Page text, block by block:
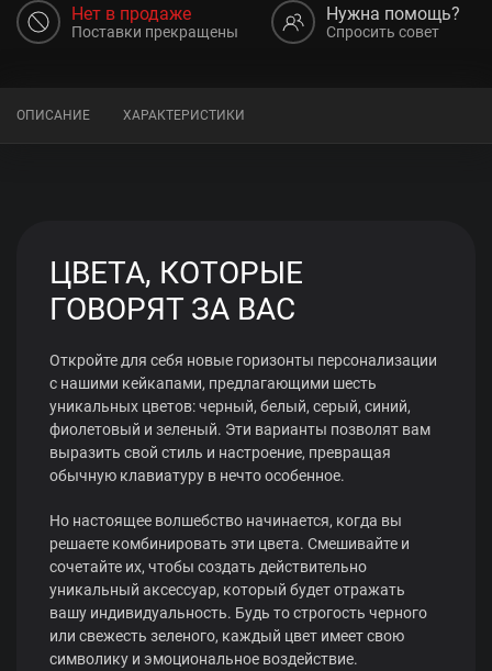
Нет в продаже
Поставки прекращены
Нужна помощь?
Спросить совет
ОПИСАНИЕ ХАРАКТЕРИСТИКИ
ЦВЕТА, КОТОРЫЕ
ГОВОРЯТ ЗА ВАС
Откройте для себя новые горизонты персонализации
с нашими кейкапами, предлагающими шесть
уникальных цветов: черный, белый, серый, синий,
фиолетовый и зеленый. Эти варианты позволят вам
выразить свой стиль и настроение, превращая
обычную клавиатуру в нечто особенное.
Но настоящее волшебство начинается, когда вы
решаете комбинировать эти цвета. Смешивайте и
сочетайте их, чтобы создать действительно
уникальный аксессуар, который будет отражать
вашу индивидуальность. Будь то строгость черного
или свежесть зеленого, каждый цвет имеет свою
символику и эмоциональное воздействие.